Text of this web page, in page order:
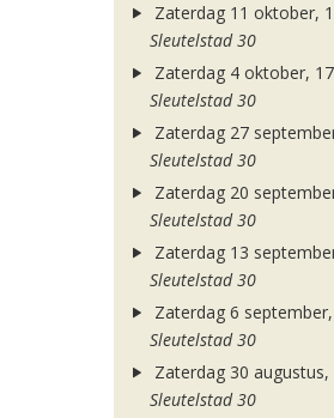
Zaterdag 11 oktober,
Sleutelstad 30
Zaterdag 4 oktober,
Sleutelstad 30
Zaterdag 27
Sleutelstad 30
Zaterdag 20
Sleutelstad 30
Zaterdag 13
Sleutelstad 30
Zaterdag 6
Sleutelstad 30
Zaterdag 30 augustus,
Sleutelstad 30